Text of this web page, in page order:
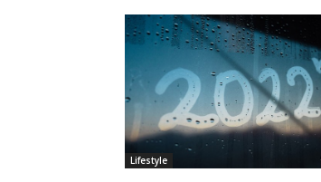
Lifestyle